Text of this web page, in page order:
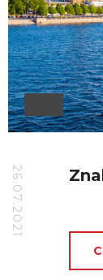
26.07.2021